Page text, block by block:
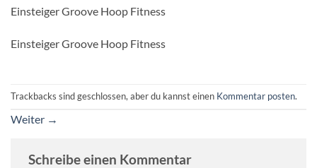
Einsteiger Groove Hoop Fitness
Einsteiger Groove Hoop Fitness
Trackbacks sind geschlossen, aber du kannst einen Kommentar posten.
Weiter →
Schreibe einen Kommentar